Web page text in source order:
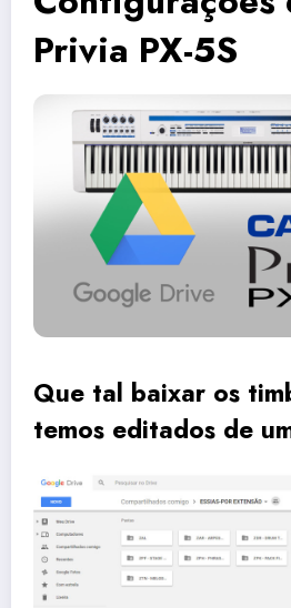
Privia PX-5S
Que tal baixar os
temos editados de